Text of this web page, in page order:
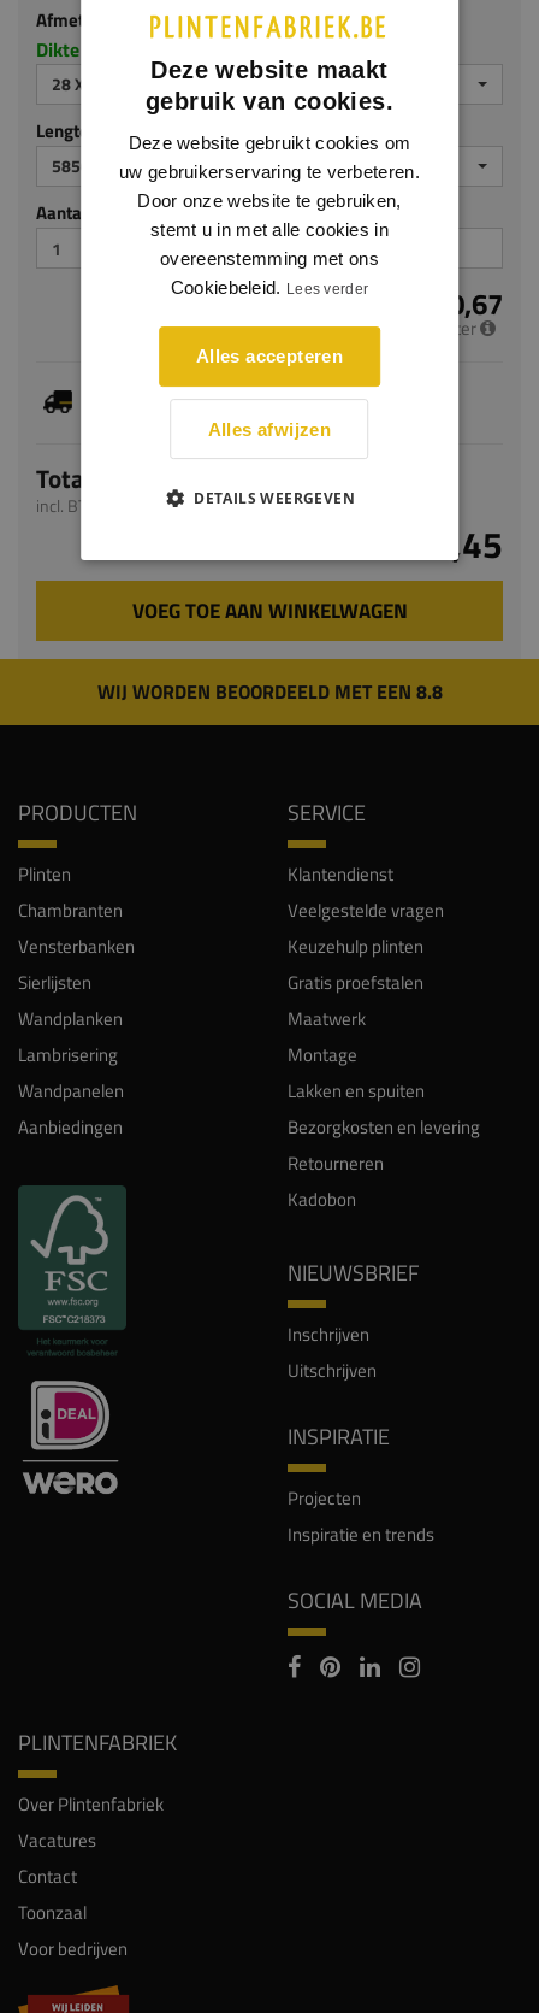
Afmeting
Dikte x breedte in millimeters
28 X 235 MM
Lengte (mm)
5850
Aantal stuks
€ 50,67
per meter
Je hebt gekozen voor maatwerk, de verwachte
Totaal
incl. BTW
€ 296,45
VOEG TOE AAN WINKELWAGEN
WIJ WORDEN BEOORDEELD MET EEN 8.8
PRODUCTEN
Plinten
Chambranten
Vensterbanken
Sierlijsten
Wandplanken
Lambrisering
Wandpanelen
Aanbiedingen
SERVICE
Klantendienst
Veelgestelde vragen
Keuzehulp plinten
Gratis proefstalen
Maatwerk
Montage
Lakken en spuiten
Bezorgkosten en levering
Retourneren
Kadobon
NIEUWSBRIEF
Inschrijven
Uitschrijven
INSPIRATIE
Projecten
Inspiratie en trends
SOCIAL MEDIA
PLINTENFABRIEK
Over Plintenfabriek
Vacatures
Contact
Toonzaal
Voor bedrijven
Deze website maakt
gebruik van cookies.
Deze website gebruikt cookies om
uw gebruikerservaring te verbeteren.
Door onze website te gebruiken,
stemt u in met alle cookies in
overeenstemming met ons
Cookiebeleid. Lees verder
Alles accepteren
Alles afwijzen
DETAILS WEERGEVEN